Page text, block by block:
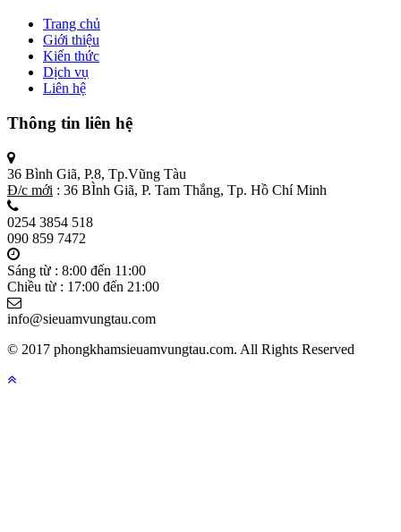
Trang chủ
Giới thiệu
Kiến thức
Dịch vụ
Liên hệ
Thông tin liên hệ
36 Bình Giã, P.8, Tp.Vũng Tàu
Đ/c mới : 36 BÌnh Giã, P. Tam Thắng, Tp. Hồ Chí Minh
0254 3854 518
090 859 7472
Sáng từ : 8:00 đến 11:00
Chiều từ : 17:00 đến 21:00
info@sieuamvungtau.com
© 2017 phongkhamsieuamvungtau.com. All Rights Reserved